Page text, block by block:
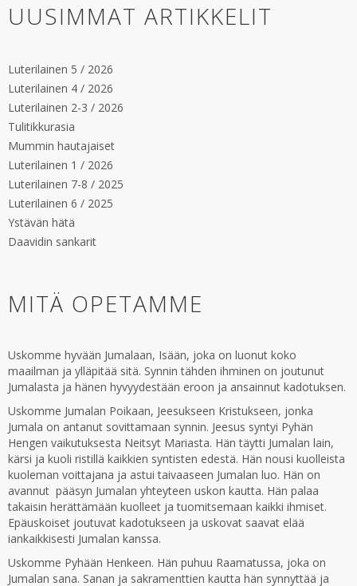
UUSIMMAT ARTIKKELIT
Luterilainen 5 / 2026
Luterilainen 4 / 2026
Luterilainen 2-3 / 2026
Tulitikkurasia
Mummin hautajaiset
Luterilainen 1 / 2026
Luterilainen 7-8 / 2025
Luterilainen 6 / 2025
Ystävän hätä
Daavidin sankarit
MITÄ OPETAMME
Uskomme hyvään Jumalaan, Isään, joka on luonut koko
maailman ja ylläpitää sitä. Synnin tähden ihminen on joutunut
Jumalasta ja hänen hyvyydestään eroon ja ansainnut kadotuksen.
Uskomme Jumalan Poikaan, Jeesukseen Kristukseen, jonka
Jumala on antanut sovittamaan synnin. Jeesus syntyi Pyhän
Hengen vaikutuksesta Neitsyt Mariasta. Hän täytti Jumalan lain,
kärsi ja kuoli ristillä kaikkien syntisten edestä. Hän nousi kuolleista
kuoleman voittajana ja astui taivaaseen Jumalan luo. Hän on
avannut pääsyn Jumalan yhteyteen uskon kautta. Hän palaa
takaisin herättämään kuolleet ja tuomitsemaan kaikki ihmiset.
Epäuskoiset joutuvat kadotukseen ja uskovat saavat elää
iankaikkisesti Jumalan kanssa.
Uskomme Pyhään Henkeen. Hän puhuu Raamatussa, joka on
Jumalan sana. Sanan ja sakramenttien kautta hän synnyttää ja